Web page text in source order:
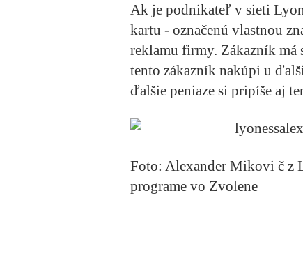
Ak je podnikateľ v sieti
kartu - označenú vlastnou
reklamu firmy. Zákazník má
tento zákazník nakúpi u
ďalšie peniaze si pripíše aj
Foto: Alexander Mikovi č z
programe vo Zvolene